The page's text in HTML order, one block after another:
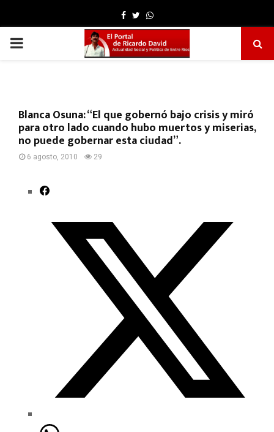
Facebook
TwitterWhatsapp
PRIMARY
Blanca Osuna: “El que gobernó bajo crisis y miró
para otro lado cuando hubo muertos y miserias,
no puede gobernar esta ciudad”.
6 agosto, 2010 29